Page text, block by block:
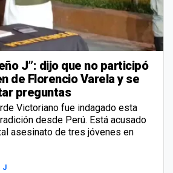
J”: dijo que no participó
de Florencio Varela y se
preguntas
Victoriano fue indagado esta
desde Perú. Está acusado
asesinato de tres jóvenes en
J